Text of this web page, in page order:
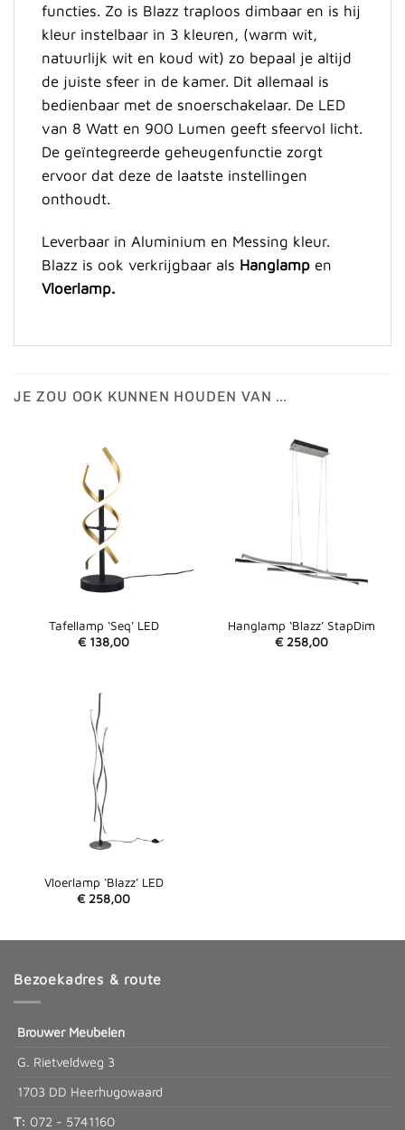
functies. Zo is Blazz traploos dimbaar en is hij
kleur instelbaar in 3 kleuren, (warm wit,
natuurlijk wit en koud wit) zo bepaal je altijd
de juiste sfeer in de kamer. Dit allemaal is
bedienbaar met de snoerschakelaar. De LED
van 8 Watt en 900 Lumen geeft sfeervol licht.
De geïntegreerde geheugenfunctie zorgt
ervoor dat deze de laatste instellingen
onthoudt.
Leverbaar in Aluminium en Messing kleur.
Blazz is ook verkrijgbaar als Hanglamp en
Vloerlamp.
JE ZOU OOK KUNNEN HOUDEN VAN …
Tafellamp ‘Seq’ LED
€ 138,00
Hanglamp ‘Blazz’ StapDim
€ 258,00
Vloerlamp ‘Blazz’ LED
€ 258,00
Bezoekadres & route
Brouwer Meubelen
G. Rietveldweg 3
1703 DD Heerhugowaard
T: 072 - 5741160